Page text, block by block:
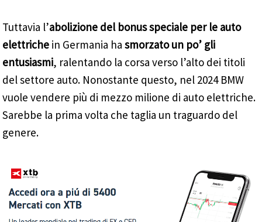
Tuttavia l’abolizione del bonus speciale per le auto
elettriche in Germania hasmorzato un po’ gli
entusiasmi, ralentando la corsa verso l’alto dei titoli
del settore auto. Nonostante questo, nel 2024 BMW
vuole vendere più di mezzo milione di auto elettriche.
Sarebbe la prima volta che taglia un traguardo del
genere.